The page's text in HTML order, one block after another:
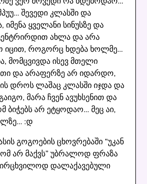
შევედი კლასში და
იმენა ყველანი სინუსზე და
ახლა და არა
იცით, როგორც ხდება ხოლმე…
მომცვივდა ისევ მთელი
და არაფერზე არ იდარდო,
დროს ლაშაც კლასში იჯდა და
მარა ჩვენ ავუხსენით და
ბიჭებს არ ეტყოდაო… მეც აი,
:დ
გოგოების ცხოვრებაში “უკან
არ მაქვს” უბრალოდ ფრაზა
დალაქავებული